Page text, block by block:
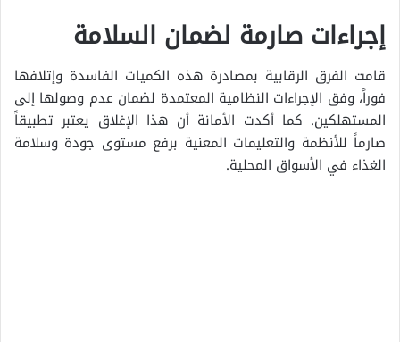
إجراءات صارمة لضمان السلامة
قامت الفرق الرقابية بمصادرة هذه الكميات الفاسدة وإتلافها
فوراً، وفق الإجراءات النظامية المعتمدة لضمان عدم وصولها إلى
المستهلكين. كما أكدت الأمانة أن هذا الإغلاق يعتبر تطبيقاً
صارماً للأنظمة والتعليمات المعنية برفع مستوى جودة وسلامة
الغذاء في الأسواق المحلية.